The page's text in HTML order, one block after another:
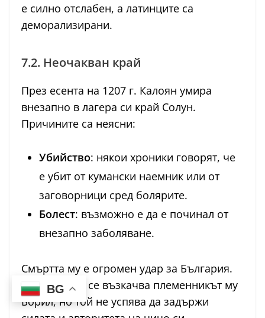
е силно отслабен, а латинците са
деморализирани.
7.2. Неочакван край
През есента на 1207 г. Калоян умира
внезапно в лагера си край Солун.
Причините са неясни:
Убийство: някои хроники говорят, че
е убит от кумански наемник или от
заговорници сред болярите.
Болест: възможно е да е починал от
внезапно заболяване.
Смъртта му е огромен удар за България.
На престола се възкачва племенникът му
Борил, но той не успява да задържи
BG